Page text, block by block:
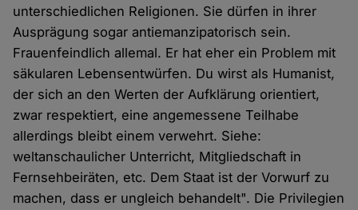
unterschiedlichen Religionen. Sie dürfen in ihrer
Ausprägung sogar antiemanzipatorisch sein.
Frauenfeindlich allemal. Er hat eher ein Problem mit
säkularen Lebensentwürfen. Du wirst als Humanist,
der sich an den Werten der Aufklärung orientiert,
zwar respektiert, eine angemessene Teilhabe
allerdings bleibt einem verwehrt. Siehe:
weltanschaulicher Unterricht, Mitgliedschaft in
Fernsehbeiräten, etc. Dem Staat ist der Vorwurf zu
machen, dass er ungleich behandelt". Die Privilegien